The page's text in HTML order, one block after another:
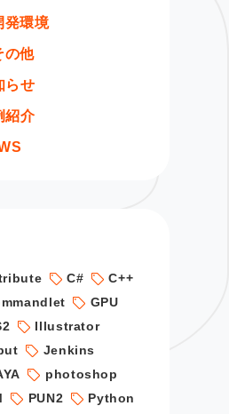
発環境
の他
らせ
紹介
C#
C++
GPU
Illustrator
Jenkins
photoshop
PUN2
Python